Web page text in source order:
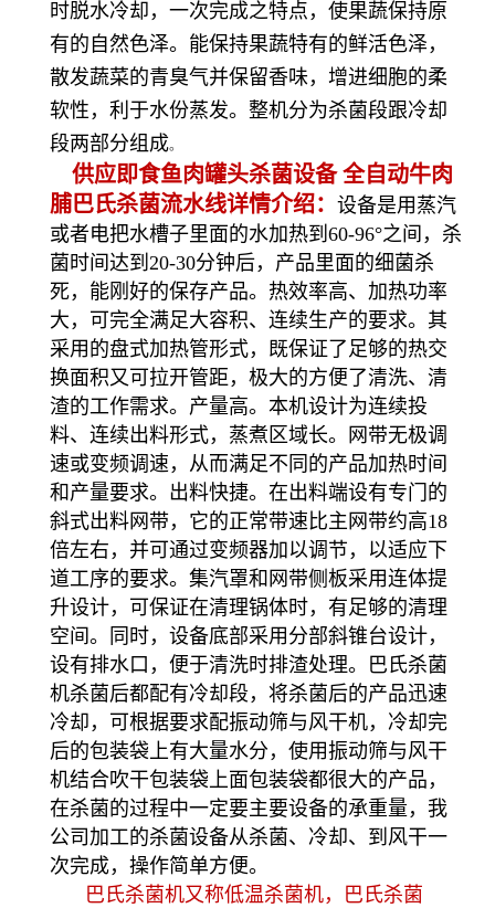
时脱水冷却，一次完成之特点，使果蔬保持原
有的自然色泽。能保持果蔬特有的鲜活色泽，
散发蔬菜的青臭气并保留香味，增进细胞的柔
软性，利于水份蒸发。整机分为杀菌段跟冷却
段两部分组成。
供应即食鱼肉罐头杀菌设备 全自动牛肉
脯巴氏杀菌流水线详情介绍： 设备是用蒸汽
或者电把水槽子里面的水加热到60-96°之间，杀
菌时间达到20-30分钟后，产品里面的细菌杀
死，能刚好的保存产品。热效率高、加热功率
大，可完全满足大容积、连续生产的要求。其
采用的盘式加热管形式，既保证了足够的热交
换面积又可拉开管距，极大的方便了清洗、清
渣的工作需求。产量高。本机设计为连续投
料、连续出料形式，蒸煮区域长。网带无极调
速或变频调速，从而满足不同的产品加热时间
和产量要求。出料快捷。在出料端设有专门的
斜式出料网带，它的正常带速比主网带约高18
倍左右，并可通过变频器加以调节，以适应下
道工序的要求。集汽罩和网带侧板采用连体提
升设计，可保证在清理锅体时，有足够的清理
空间。同时，设备底部采用分部斜锥台设计，
设有排水口，便于清洗时排渣处理。巴氏杀菌
机杀菌后都配有冷却段，将杀菌后的产品迅速
冷却，可根据要求配振动筛与风干机，冷却完
后的包装袋上有大量水分，使用振动筛与风干
机结合吹干包装袋上面包装袋都很大的产品，
在杀菌的过程中一定要主要设备的承重量，我
公司加工的杀菌设备从杀菌、冷却、到风干一
次完成，操作简单方便。
巴氏杀菌机又称低温杀菌机，巴氏杀菌